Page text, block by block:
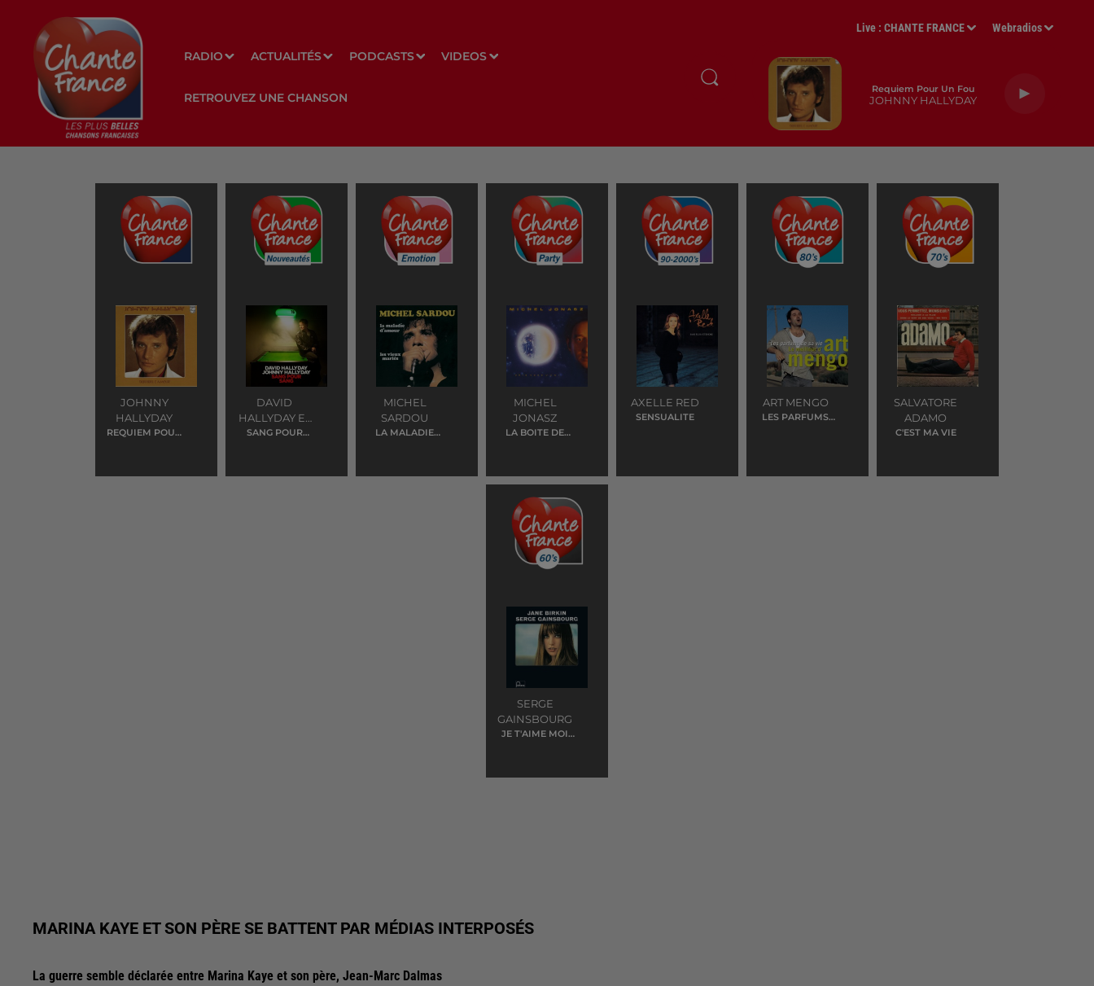
RADIO ACTUALITÉS PODCASTS VIDEOS
RETROUVEZ UNE CHANSON
Live :CHANTE FRANCE Webradios
Requiem Pour Un Fou
JOHNNY HALLYDAY
JOHNNY
HALLYDAY
REQUIEM POUR
DAVID
HALLYDAY ET
JOHNNY
SANG POUR
MICHEL
SARDOU
LA MALADIE
MICHEL
JONASZ
LA BOITE DE
AXELLE RED
SENSUALITE
ART MENGO
LES PARFUMS
SALVATORE
ADAMO
C'EST MA VIE
SERGE
GAINSBOURG
JE T'AIME MOI
MARINA KAYE ET SON PÈRE SE BATTENT PAR MÉDIAS INTERPOSÉS
La guerre semble déclarée entre Marina Kaye et son père, Jean-Marc Dalmas